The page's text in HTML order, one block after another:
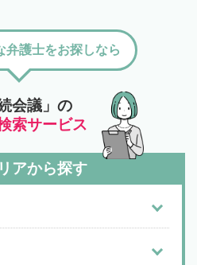
会議」の
索サービス
弁護士をお探しなら
アから探す